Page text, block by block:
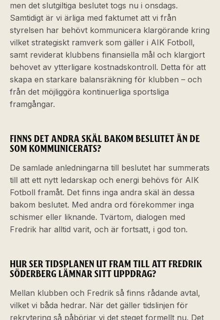
men det slutgiltiga beslutet togs nu i onsdags.
Samtidigt är vi ärliga med faktumet att vi från
styrelsen har behövt kommunicera klargörande kring
vilket strategiskt ramverk som gäller i AIK Fotboll,
samt reviderat klubbens finansiella mål och klargjort
behovet av ytterligare kostnadskontroll. Detta för att
skapa en starkare balansräkning för klubben – och
från det möjliggöra kontinuerliga sportsliga
framgångar.
FINNS DET ANDRA SKÄL BAKOM BESLUTET ÄN DE
SOM KOMMUNICERATS?
De samlade anledningarna till beslutet har summerats
till att ett nytt ledarskap och energi behövs för AIK
Fotboll framåt. Det finns inga andra skäl än dessa
bakom beslutet. Med andra ord förekommer inga
schismer eller liknande. Tvärtom, dialogen med
Fredrik har alltid varit, och är fortsatt, i god ton.
HUR SER TIDSPLANEN UT FRAM TILL ATT FREDRIK
SÖDERBERG LÄMNAR SITT UPPDRAG?
Mellan klubben och Fredrik så finns rådande avtal,
vilket vi båda hedrar. När det gäller tidslinjen för
rekrytering så påbörjar vi det steget formellt nu. Det